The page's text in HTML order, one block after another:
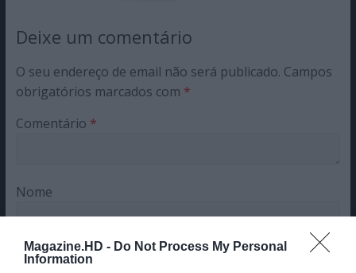
Magazine.HD - Do Not Process My Personal
Information
Deixe um comentário
O seu endereço de email não será publicado. Campos
obrigatórios marcados com *
Comentário *
Nome
Email